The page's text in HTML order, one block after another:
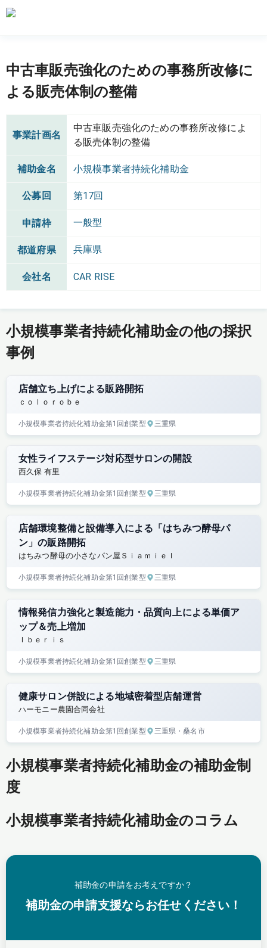
中古車販売強化のための事務所改修に
よる販売体制の整備
事業計画名
中古車販売強化のための事務所改修によ
る販売体制の整備
補助金名 小規模事業者持続化補助金
公募回 第17回
申請枠 一般型
都道府県 兵庫県
会社名 CAR RISE
小規模事業者持続化補助金の他の採択
事例
店舗立ち上げによる販路開拓
ｃｏｌｏｒｏｂｅ
小規模事業者持続化補助金第1回創業型 三重県
女性ライフステージ対応型サロンの開設
西久保 有里
小規模事業者持続化補助金第1回創業型 三重県
店舗環境整備と設備導入による「はちみつ酵母パ
ン」の販路開拓
はちみつ酵母の小さなパン屋Ｓｉａｍｉｅｌ
小規模事業者持続化補助金第1回創業型 三重県
情報発信力強化と製造能力・品質向上による単価ア
ップ＆売上増加
Ｉｂｅｒｉｓ
小規模事業者持続化補助金第1回創業型 三重県
健康サロン併設による地域密着型店舗運営
ハーモニー農園合同会社
小規模事業者持続化補助金第1回創業型 三重県 ・桑名市
小規模事業者持続化補助金の補助金制
度
小規模事業者持続化補助金のコラム
補助金の申請をお考えですか？
補助金の申請支援ならお任せください！